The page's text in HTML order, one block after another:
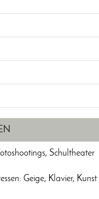
Schultheater
Geige, Klavier, Kunst